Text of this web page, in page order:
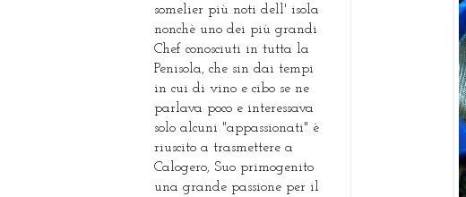
somelier più noti dell' isola
nonchè uno dei più grandi
Chef conosciuti in tutta la
Penisola, che sin dai tempi
in cui di vino e cibo se ne
parlava poco e interessava
solo alcuni "appassionati" è
riuscito a trasmettere a
Calogero, Suo primogenito
una grande passione per il